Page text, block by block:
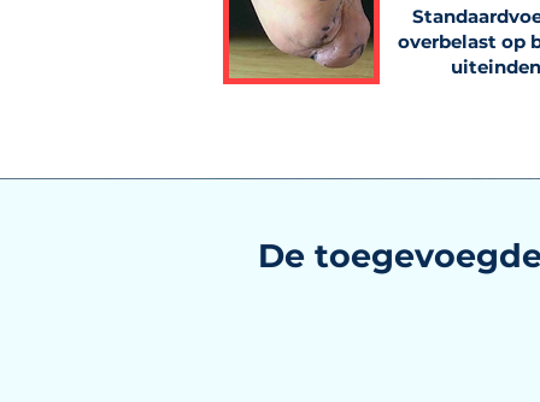
overbelast op
uiteinden
De